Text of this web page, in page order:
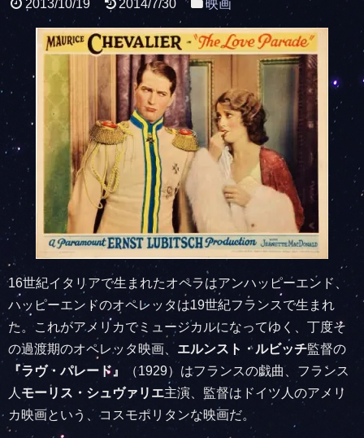
2013/10/19 2014/7/30 映画
16世紀イタリアで生まれたオペラはアンハッピーエンド、
ハッピーエンドのオペレッタは19世紀フランスで生まれ
た。これがアメリカでミュージカルになってゆく、丁度そ
の過渡期のオペレッタ映画、 エルンスト・ルビッチ監督の
『ラヴ・パレード』
（1929）はフランスの戯曲、フランス
人 モーリス・シュヴァリエ主演、監督はドイツ人のアメリ
カ映画という、コスモポリタンな映画だ。